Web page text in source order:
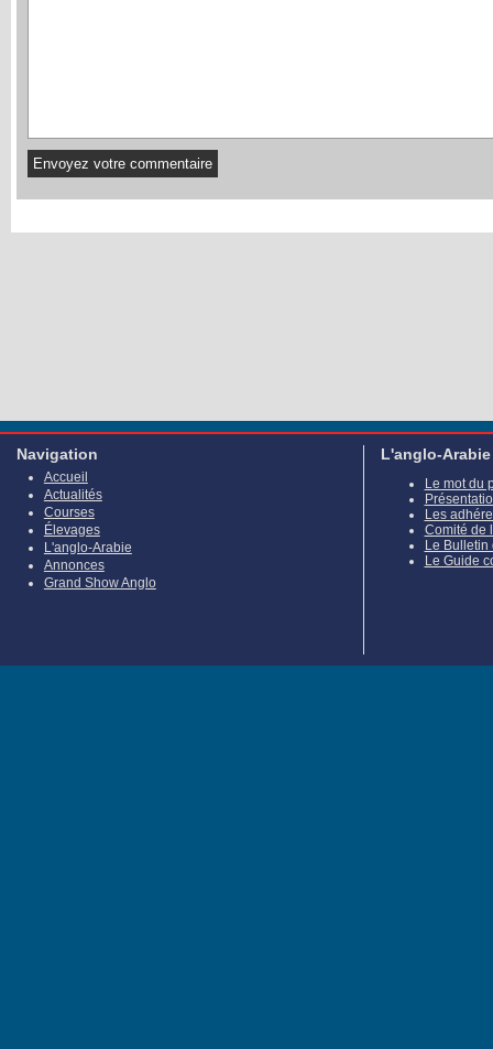
Navigation
Accueil
Actualités
Courses
Élevages
L'anglo-Arabie
Annonces
Grand Show Anglo
L'anglo-Arabie
Le mot du
Les
Comité de
Le Bulletin
Le Guide